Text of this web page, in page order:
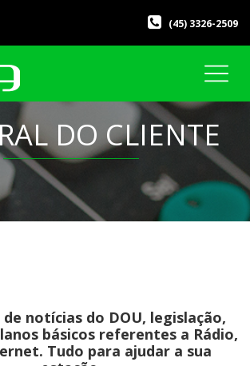
(45) 3326-2509
DO CLIENTE
de notícias do DOU, legislação,
básicos referentes a Rádio,
Tudo para ajudar a sua